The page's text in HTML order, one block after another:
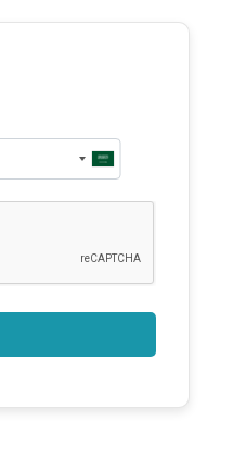
Saudi
Arabia